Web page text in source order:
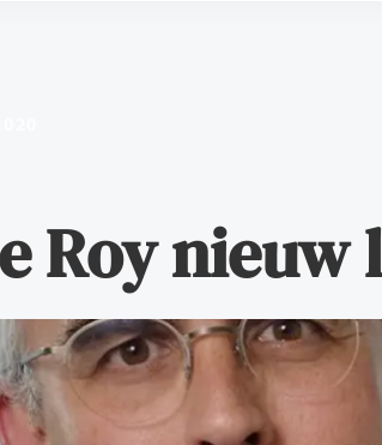
Roy nieuw
voor de advocatuur. Van de
op de advocatuur